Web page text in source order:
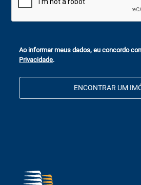
Ao informar meus dados, eu concordo
Privacidade.
ENCONTRAR UM